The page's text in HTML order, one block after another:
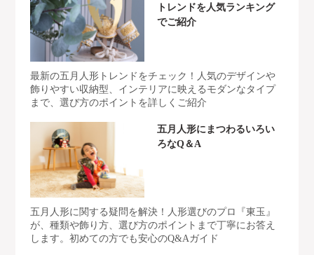
トレンドを人気ランキング
でご紹介
最新の五月人形トレンドをチェック！人気のデザインや
飾りやすい収納型、インテリアに映えるモダンなタイプ
まで、選び方のポイントを詳しくご紹介
五月人形にまつわるいろい
ろなQ＆A
五月人形に関する疑問を解決！人形選びのプロ『東玉』
が、種類や飾り方、選び方のポイントまで丁寧にお答え
します。初めての方でも安心のQ&Aガイド